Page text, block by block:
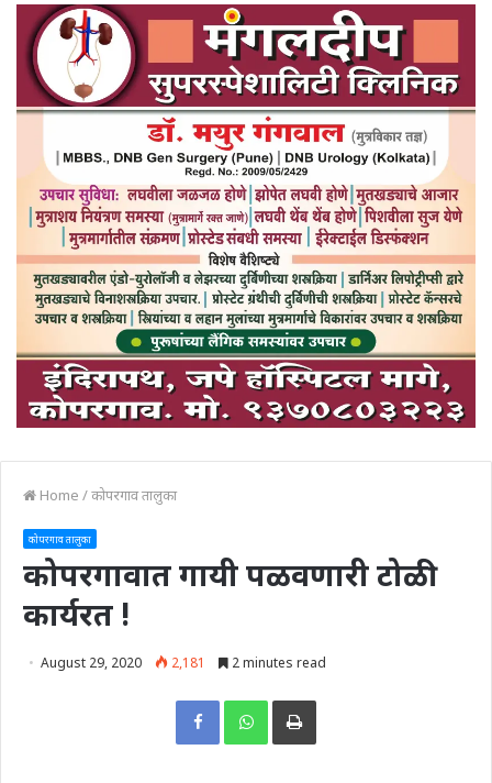
Home /कोपरगाव तालुका
कोपरगाव तालुका
कोपरगावात गायी पळवणारी टोळी
कार्यरत !
August 29, 2020 2,181 2 minutes read
Print